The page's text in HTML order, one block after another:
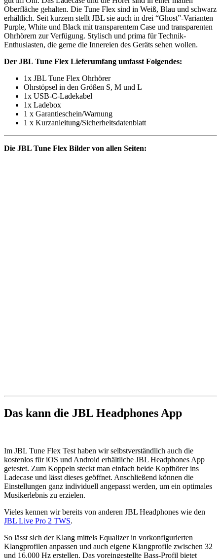
Oberfläche gehalten. Die Tune Flex sind in Weiß, Blau und schwarz
erhältlich. Seit kurzem stellt JBL sie auch in drei “Ghost”-Varianten
Purple, White und Black mit transparentem Case und transparenten
Ohrhörern zur Verfügung. Stylisch und prima für Technik-
Enthusiasten, die gerne die Innereien des Geräts sehen wollen.
Der JBL Tune Flex Lieferumfang umfasst Folgendes:
1x JBL Tune Flex Ohrhörer
Ohrstöpsel in den Größen S, M und L
1x USB-C-Ladekabel
1x Ladebox
1 x Garantieschein/Warnung
1 x Kurzanleitung/Sicherheitsdatenblatt
Die JBL Tune Flex Bilder von allen Seiten:
Das kann die JBL Headphones App
Im JBL Tune Flex Test haben wir selbstverständlich auch die
kostenlos für iOS und Android erhältliche JBL Headphones App
getestet. Zum Koppeln steckt man einfach beide Kopfhörer ins
Ladecase und lässt dieses geöffnet. Anschließend können die
Einstellungen ganz individuell angepasst werden, um ein optimales
Musikerlebnis zu erzielen.
Vieles kennen wir bereits von anderen JBL Headphones wie den
JBL Live Pro 2 TWS.
So lässt sich der Klang mittels Equalizer in vorkonfigurierten
Klangprofilen anpassen und auch eigene Klangprofile zwischen 32
und 16.000 Hz erstellen. Das voreingestellte Bass-Profil bietet